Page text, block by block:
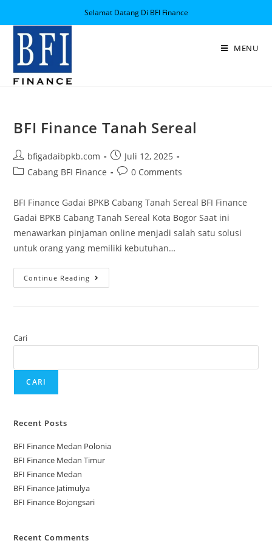
Selamat Datang Di BFI Finance
MENU
BFI Finance Tanah Sereal
bfigadaibpkb.com
Juli 12, 2025
Cabang BFI Finance
0 Comments
BFI Finance Gadai BPKB Cabang Tanah Sereal BFI Finance
Gadai BPKB Cabang Tanah Sereal Kota Bogor Saat ini
menawarkan pinjaman online menjadi salah satu solusi
untuk orang yang memiliki kebutuhan…
Continue Reading
Cari
CARI
Recent Posts
BFI Finance Medan Polonia
BFI Finance Medan Timur
BFI Finance Medan
BFI Finance Jatimulya
BFI Finance Bojongsari
Recent Comments